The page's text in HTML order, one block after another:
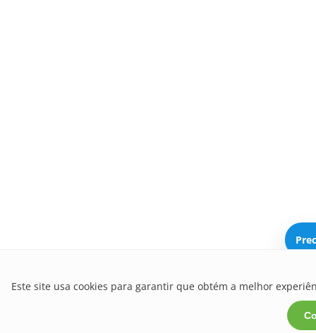
Este site usa cookies para garantir que obtém a melhor